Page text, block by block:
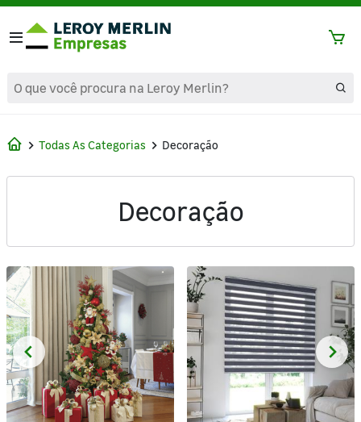
text.skipToContent
text.skipToNavigation
Todas As Categorias Decoração
Decoração